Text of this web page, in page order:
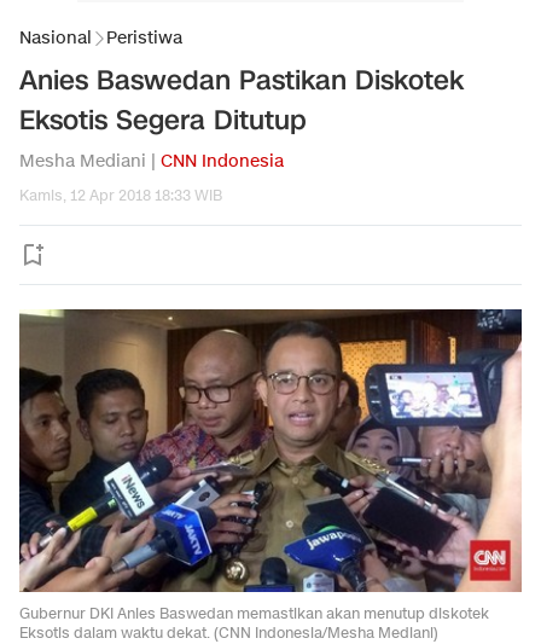
Nasional Peristiwa
Anies Baswedan Pastikan Diskotek
Eksotis Segera Ditutup
Mesha Mediani | CNN Indonesia
Kamis, 12 Apr 2018 18:33 WIB
Gubernur DKI Anies Baswedan memastikan akan menutup diskotek
Eksotis dalam waktu dekat. (CNN Indonesia/Mesha Mediani)